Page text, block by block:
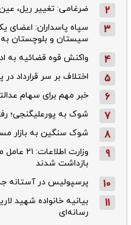
2 ضرغامی: تغییر ریل،
3
سپاه پاسداران: اعضای
سیستان و بلوچستان
4 واکنش قوه قضائیه به
5 اختلاف بر سر قرارداد
6 خبر مهم برای سهام
7 شوک به پورعلیگنجی؛
8 شوک سنگین به بازار
9
بازداشت شدند
10 پرسپولیس در آستانه جذب ۳
11
بیانیه خانواده شهید
رسانه‌ای